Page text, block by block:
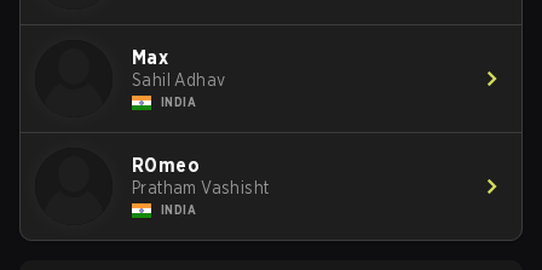
Max
Sahil Adhav
INDIA
R0meo
Pratham Vashisht
INDIA